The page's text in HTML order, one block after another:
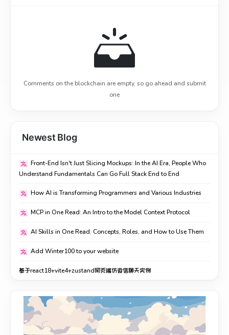
Comments on the blockchain are empty, so go ahead and submit
one
Newest Blog
Front-End Isn't Just Slicing Mockups: In the AI Era, People Who
Understand Fundamentals Can Go Full Stack End to End
How AI is Transforming Programmers and Various Industries
MCP in One Read: An Intro to the Model Context Protocol
AI Skills in One Read: Concepts, Roles, and How to Use Them
Add Winter100 to your website
基于react18+vite4+zustand网页端仿微信聊天实例